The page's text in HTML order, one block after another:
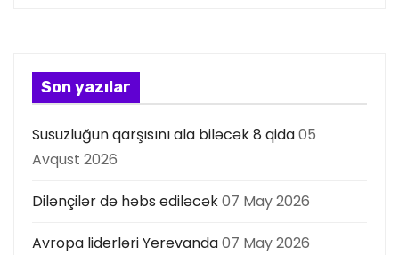
s
ı
Son yazılar
Susuzluğun qarşısını ala biləcək 8 qida05
Avqust 2026
Dilənçilər də həbs ediləcək07 May 2026
Avropa liderləri Yerevanda07 May 2026